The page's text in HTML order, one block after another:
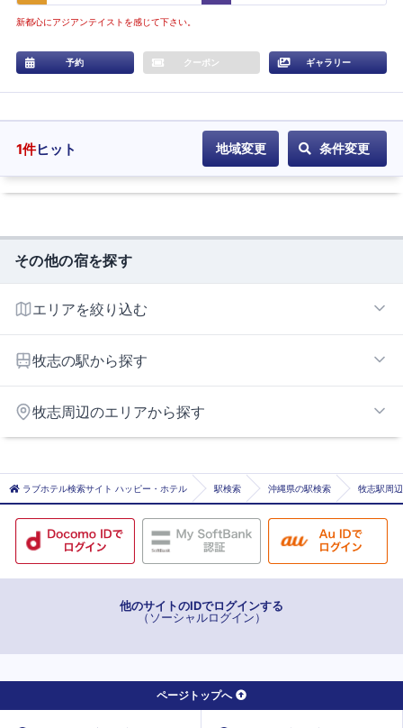
新都心にアジアンテイストを感じて下さい。
予約 クーポン ギャラリー
1件ヒット 地域変更 条件変更
その他の宿を探す
エリアを絞り込む
牧志の駅から探す
旭橋
県庁前
古島
美栄橋
牧志
牧志周辺のエリアから探す
ラブホテル検索サイト ハッピー・ホテル 駅検索 沖縄県の駅検索 牧志駅周
他のサイトのIDでログインする
（ソーシャルログイン）
ページトップへ